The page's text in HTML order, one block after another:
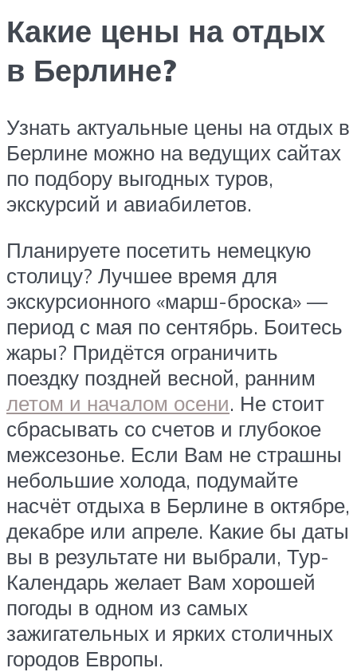
Какие цены на отдых
в Берлине?
Узнать актуальные цены на отдых в
Берлине можно на ведущих сайтах
по подбору выгодных туров,
экскурсий и авиабилетов.
Планируете посетить немецкую
столицу? Лучшее время для
экскурсионного «марш-броска» —
период с мая по сентябрь. Боитесь
жары? Придётся ограничить
поездку поздней весной, ранним
летом и началом осени. Не стоит
сбрасывать со счетов и глубокое
межсезонье. Если Вам не страшны
небольшие холода, подумайте
насчёт отдыха в Берлине в октябре,
декабре или апреле. Какие бы даты
вы в результате ни выбрали, Тур-
Календарь желает Вам хорошей
погоды в одном из самых
зажигательных и ярких столичных
городов Европы.